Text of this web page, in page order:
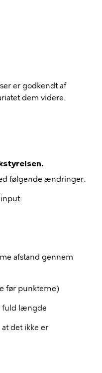
er godkendt af
dem videre.
følgende ændringer:
afstand gennem
før punkterne)
i fuld længde
det ikke er